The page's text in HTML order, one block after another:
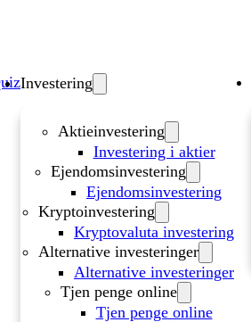
Investering
Aktieinvestering
Investering i aktier
Ejendomsinvestering
Ejendomsinvestering
Kryptoinvestering
Kryptovaluta investering
Alternative investeringer
Alternative investeringer
Tjen penge online
Tjen penge online